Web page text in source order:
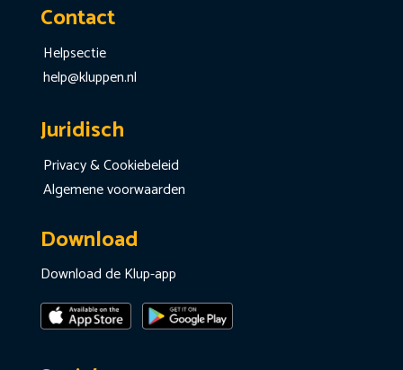
Contact
Helpsectie
help@kluppen.nl
Juridisch
Privacy & Cookiebeleid
Algemene voorwaarden
Download
Download de Klup-app